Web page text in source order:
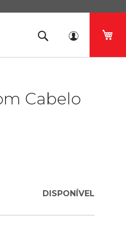
Cabelo
DISPONÍVEL